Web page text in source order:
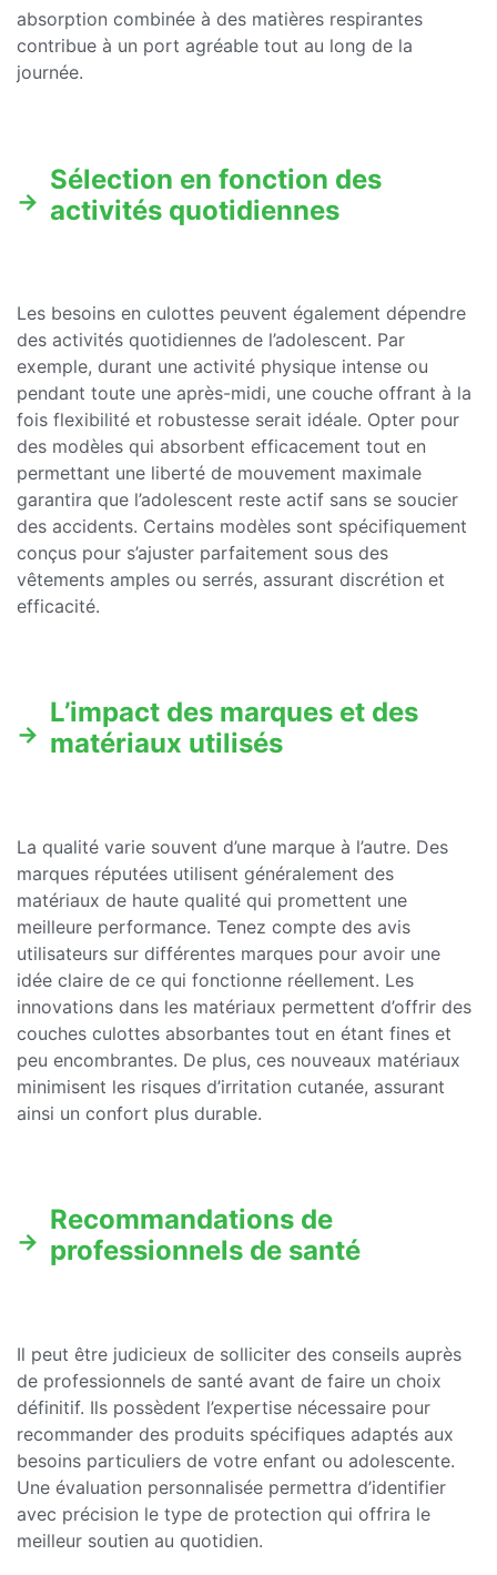
absorption combinée à des matières respirantes
contribue à un port agréable tout au long de la
journée.
Sélection en fonction des
activités quotidiennes
Les besoins en culottes peuvent également dépendre
des activités quotidiennes de l’adolescent. Par
exemple, durant une activité physique intense ou
pendant toute une après-midi, une couche offrant à la
fois flexibilité et robustesse serait idéale. Opter pour
des modèles qui absorbent efficacement tout en
permettant une liberté de mouvement maximale
garantira que l’adolescent reste actif sans se soucier
des accidents. Certains modèles sont spécifiquement
conçus pour s’ajuster parfaitement sous des
vêtements amples ou serrés, assurant discrétion et
efficacité.
L’impact des marques et des
matériaux utilisés
La qualité varie souvent d’une marque à l’autre. Des
marques réputées utilisent généralement des
matériaux de haute qualité qui promettent une
meilleure performance. Tenez compte des avis
utilisateurs sur différentes marques pour avoir une
idée claire de ce qui fonctionne réellement. Les
innovations dans les matériaux permettent d’offrir des
couches culottes absorbantes tout en étant fines et
peu encombrantes. De plus, ces nouveaux matériaux
minimisent les risques d’irritation cutanée, assurant
ainsi un confort plus durable.
Recommandations de
professionnels de santé
Il peut être judicieux de solliciter des conseils auprès
de professionnels de santé avant de faire un choix
définitif. Ils possèdent l’expertise nécessaire pour
recommander des produits spécifiques adaptés aux
besoins particuliers de votre enfant ou adolescente.
Une évaluation personnalisée permettra d’identifier
avec précision le type de protection qui offrira le
meilleur soutien au quotidien.